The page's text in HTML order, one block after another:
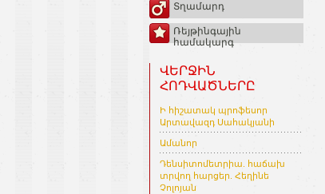
Տղամարդ
Ռեյթինգային
համակարգ
ՎԵՐՋԻՆ
ՀՈԴՎԱԾՆԵՐԸ
Ի հիշատակ պրոֆեսոր
Արտավազդ Սահակյանի
Ամանոր
Դենսիտոմետրիա. հաճախ
տրվող հարցեր. Հեղինե
Չոլոյան